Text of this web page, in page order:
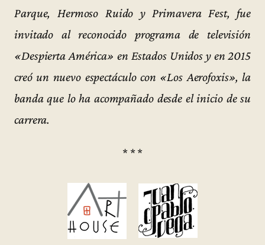
Parque, Hermoso Ruido y Primavera Fest, fue
invitado al reconocido programa de televisión
«Despierta América» en Estados Unidos y en 2015
creó un nuevo espectáculo con «Los Aerofoxis», la
banda que lo ha acompañado desde el inicio de su
carrera.
* * *